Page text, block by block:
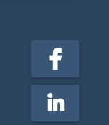
stempel-
fabrik.de
@Social
Media
Facebook
LinkedIn